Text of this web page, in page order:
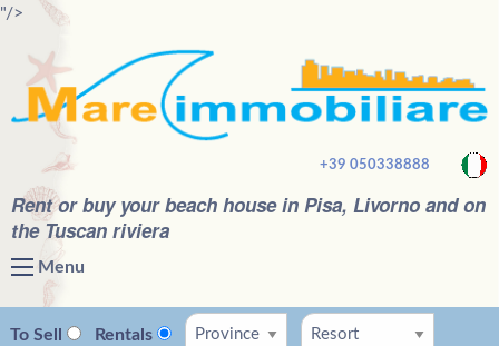
"/>
+39 050338888
Rent or buy your beach house in Pisa, Livorno and on
the Tuscan riviera
Menu
To Sell Rentals